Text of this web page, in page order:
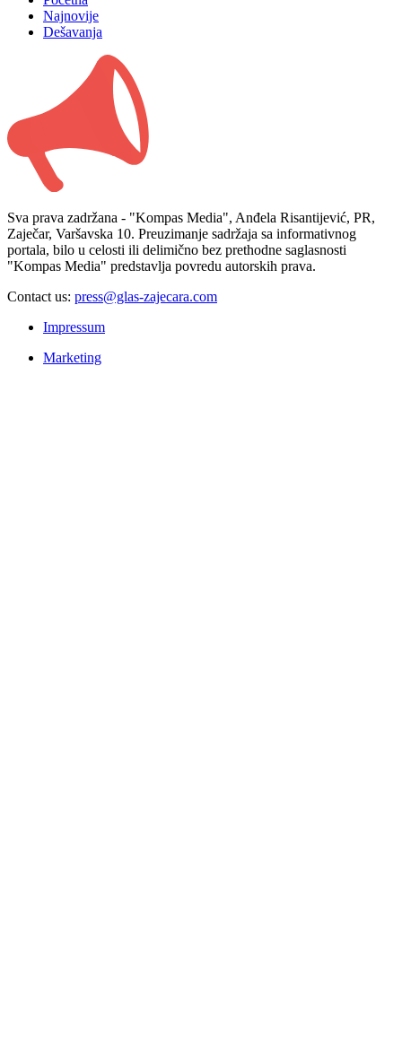
Najnovije
Dešavanja
Sva prava zadržana - "Kompas Media", Anđela Risantijević, PR,
Zaječar, Varšavska 10. Preuzimanje sadržaja sa informativnog
portala, bilo u celosti ili delimično bez prethodne saglasnosti
"Kompas Media" predstavlja povredu autorskih prava.
Contact us: press@glas-zajecara.com
Impressum
Marketing